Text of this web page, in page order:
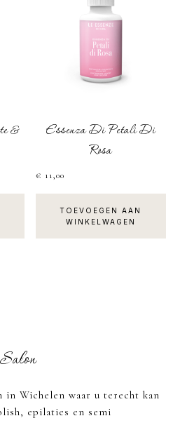
&
Essenza Di Petali Di
Rosa
€ 11,00
TOEVOEGEN AAN
WINKELWAGEN
in Wichelen waar u terecht kan
epilaties en semi